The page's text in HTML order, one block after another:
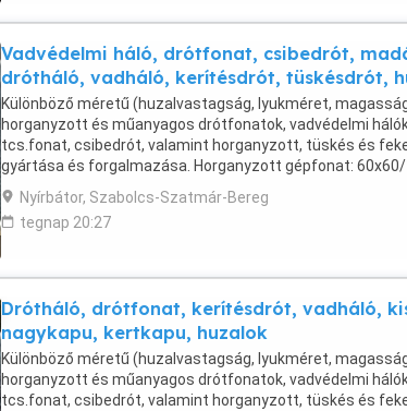
Vadvédelmi háló, drótfonat, csibedrót,
drótháló, vadháló, kerítésdrót, tüskésdrót,
Különböző méretű (huzalvastagság, lyukméret,
horganyzott és műanyagos drótfonatok, vadvédelmi
tcs.fonat, csibedrót, valamint horganyzott, tüskés és
gyártása és forgalmazása. Horganyzott gépfonat:
Dróthálók Csibehálók Huzalok, tüskésdrót ...
Nyírbátor, Szabolcs-Szatmár-Bereg
tegnap 20:27
Drótháló, drótfonat, kerítésdrót, vadháló,
nagykapu, kertkapu, huzalok
Különböző méretű (huzalvastagság, lyukméret,
horganyzott és műanyagos drótfonatok, vadvédelmi
tcs.fonat, csibedrót, valamint horganyzott, tüskés és